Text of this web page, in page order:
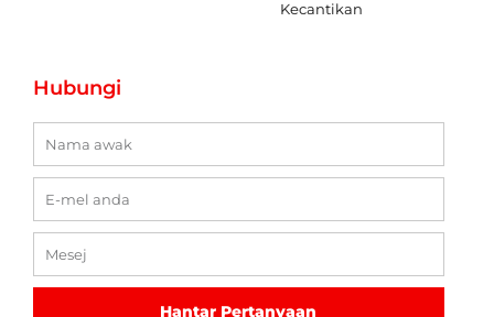
Kecantikan
Hubungi
mel
Hantar Pertanyaan